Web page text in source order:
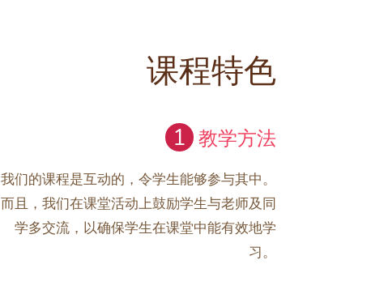
课程特色
1 教学方法
我们的课程是互动的，令学生能够参与其中。
而且，我们在课堂活动上鼓励学生与老师及同
学多交流，以确保学生在课堂中能有效地学
习。